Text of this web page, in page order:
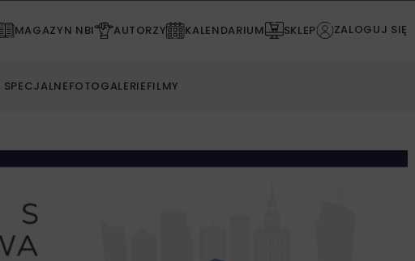
MAGAZYN NBI AUTORZY KALENDARIUM SKLEP ZALOGUJ SIĘ
SPECJALNEFOTOGALERIEFILMY